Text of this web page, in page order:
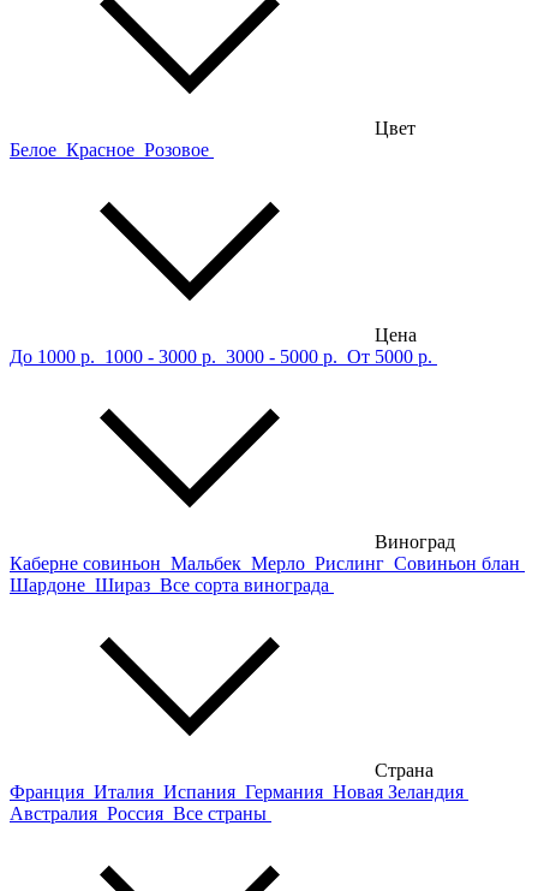
Цвет
Белое Красное Розовое
Цена
До 1000 р. 1000 - 3000 р. 3000 - 5000 р. От 5000 р.
Виноград
Каберне совиньон Мальбек Мерло Рислинг Совиньон блан
Шардоне Шираз Все сорта винограда
Страна
Франция Италия Испания Германия Новая Зеландия
Австралия Россия Все страны